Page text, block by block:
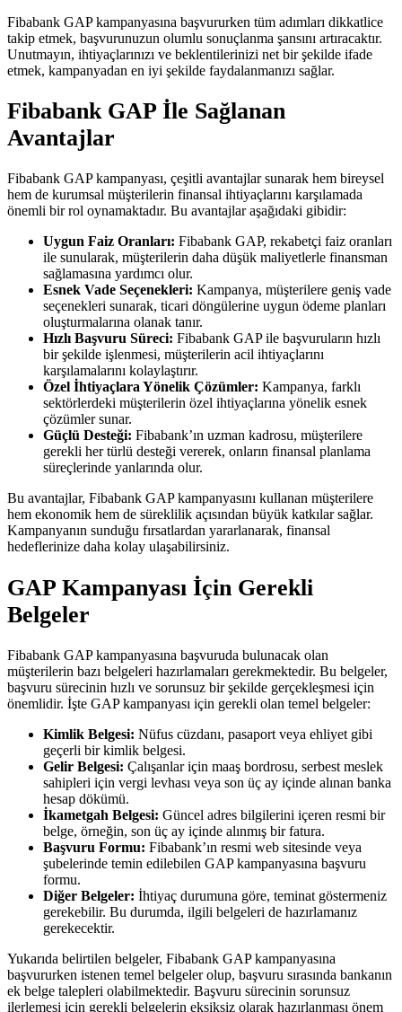
Fibabank GAP kampanyasına başvururken tüm adımları dikkatlice
takip etmek, başvurunuzun olumlu sonuçlanma şansını artıracaktır.
Unutmayın, ihtiyaçlarınızı ve beklentilerinizi net bir şekilde ifade
etmek, kampanyadan en iyi şekilde faydalanmanızı sağlar.
Fibabank GAP İle Sağlanan
Avantajlar
Fibabank GAP kampanyası, çeşitli avantajlar sunarak hem bireysel
hem de kurumsal müşterilerin finansal ihtiyaçlarını karşılamada
önemli bir rol oynamaktadır. Bu avantajlar aşağıdaki gibidir:
Uygun Faiz Oranları: Fibabank GAP, rekabetçi faiz oranları
ile sunularak, müşterilerin daha düşük maliyetlerle finansman
sağlamasına yardımcı olur.
Esnek Vade Seçenekleri: Kampanya, müşterilere geniş vade
seçenekleri sunarak, ticari döngülerine uygun ödeme planları
oluşturmalarına olanak tanır.
Hızlı Başvuru Süreci: Fibabank GAP ile başvuruların hızlı
bir şekilde işlenmesi, müşterilerin acil ihtiyaçlarını
karşılamalarını kolaylaştırır.
Özel İhtiyaçlara Yönelik Çözümler: Kampanya, farklı
sektörlerdeki müşterilerin özel ihtiyaçlarına yönelik esnek
çözümler sunar.
Güçlü Desteği: Fibabank’ın uzman kadrosu, müşterilere
gerekli her türlü desteği vererek, onların finansal planlama
süreçlerinde yanlarında olur.
Bu avantajlar, Fibabank GAP kampanyasını kullanan müşterilere
hem ekonomik hem de süreklilik açısından büyük katkılar sağlar.
Kampanyanın sunduğu fırsatlardan yararlanarak, finansal
hedeflerinize daha kolay ulaşabilirsiniz.
GAP Kampanyası İçin Gerekli
Belgeler
Fibabank GAP kampanyasına başvuruda bulunacak olan
müşterilerin bazı belgeleri hazırlamaları gerekmektedir. Bu belgeler,
başvuru sürecinin hızlı ve sorunsuz bir şekilde gerçekleşmesi için
önemlidir. İşte GAP kampanyası için gerekli olan temel belgeler:
Kimlik Belgesi: Nüfus cüzdanı, pasaport veya ehliyet gibi
geçerli bir kimlik belgesi.
Gelir Belgesi: Çalışanlar için maaş bordrosu, serbest meslek
sahipleri için vergi levhası veya son üç ay içinde alınan banka
hesap dökümü.
İkametgah Belgesi: Güncel adres bilgilerini içeren resmi bir
belge, örneğin, son üç ay içinde alınmış bir fatura.
Başvuru Formu: Fibabank’ın resmi web sitesinde veya
şubelerinde temin edilebilen GAP kampanyasına başvuru
formu.
Diğer Belgeler: İhtiyaç durumuna göre, teminat göstermeniz
gerekebilir. Bu durumda, ilgili belgeleri de hazırlamanız
gerekecektir.
Yukarıda belirtilen belgeler, Fibabank GAP kampanyasına
başvururken istenen temel belgeler olup, başvuru sırasında bankanın
ek belge talepleri olabilmektedir. Başvuru sürecinin sorunsuz
ilerlemesi için gerekli belgelerin eksiksiz olarak hazırlanması önem